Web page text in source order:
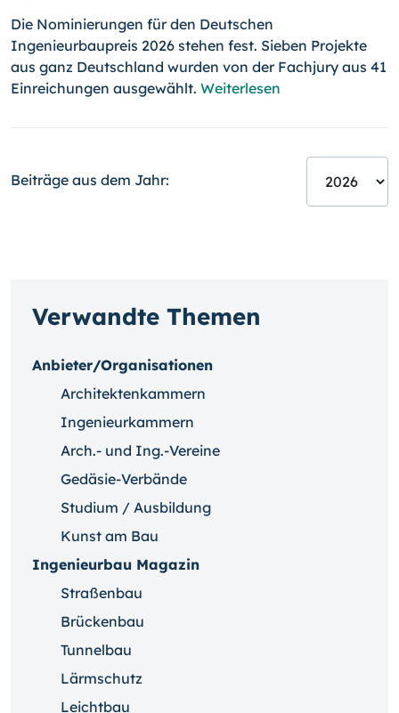
Die Nominierungen für den Deutschen
Ingenieurbaupreis 2026 stehen fest. Sieben Projekte
aus ganz Deutschland wurden von der Fachjury aus 41
Einreichungen ausgewählt. Weiterlesen
Beiträge aus dem Jahr:
Verwandte Themen
Anbieter/Organisationen
Architektenkammern
Ingenieurkammern
Arch.- und Ing.-Vereine
Gedäsie-Verbände
Studium / Ausbildung
Kunst am Bau
Ingenieurbau Magazin
Straßenbau
Brückenbau
Tunnelbau
Lärmschutz
Leichtbau